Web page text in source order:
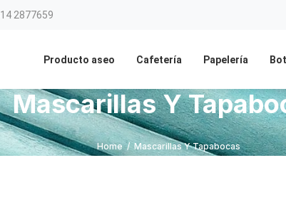
2877659
Producto aseo Cafetería Papelería
Mascarillas Y
Home / Mascarillas Y Tapabocas